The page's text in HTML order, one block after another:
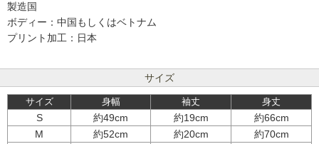
製造国
ボディー：中国もしくはベトナム
プリント加工：日本
サイズ
サイズ 身幅 袖丈 身丈
S 約49cm 約19cm
約66cm
M
約52cm 約20cm
約70cm